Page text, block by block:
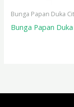
Bunga Papan Duka
Bunga Papan